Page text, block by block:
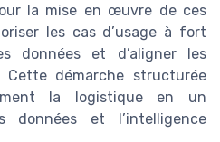
la mise en œuvre de ces
les cas d’usage à fort
données et d’aligner les
Cette démarche structurée
la logistique en un
données et l’intelligence